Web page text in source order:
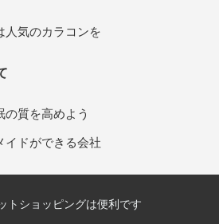
人気のカラコンを
質を高めよう
イドができる会社
ショッピングは便利です